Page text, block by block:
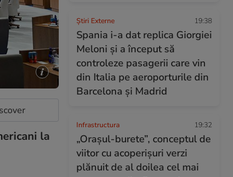
la
Știri Externe 19:38
Spania i-a dat replica Giorgiei
Meloni și a început să
controleze pasagerii care vin
din Italia pe aeroporturile din
Barcelona și Madrid
Infrastructura 19:32
„Orașul-burete”, conceptul de
viitor cu acoperișuri verzi
plănuit de al doilea cel mai